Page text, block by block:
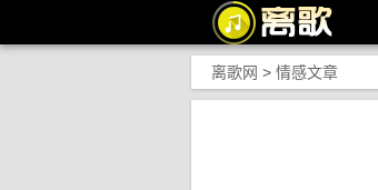
离歌网 > 情感文章